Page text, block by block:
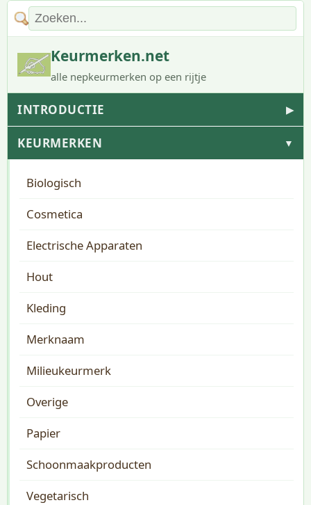
Keurmerken.net
alle nepkeurmerken op een rijtje
INTRODUCTIE ▶
KEURMERKEN ▼
Biologisch
Cosmetica
Electrische Apparaten
Hout
Kleding
Merknaam
Milieukeurmerk
Overige
Papier
Schoonmaakproducten
Vegetarisch